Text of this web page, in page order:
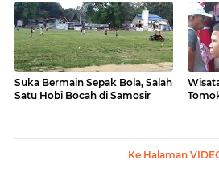
Suka Bermain Sepak Bola, Salah
Satu Hobi Bocah di Samosir
Ke Halaman